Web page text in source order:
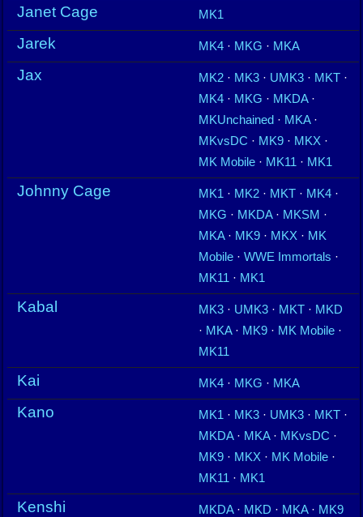
Janet Cage MK1
Jarek MK4 · MKG · MKA
Jax MK2 · MK3 · UMK3 · MKT ·
MK4 · MKG · MKDA·
MKUnchained · MKA·
MKvsDC · MK9 · MKX ·
MK Mobile · MK11 · MK1
Johnny Cage MK1 · MK2 · MKT · MK4 ·
MKG · MKDA· MKSM ·
MKA· MK9 · MKX · MK
Mobile · WWE Immortals ·
MK11 · MK1
Kabal MK3 · UMK3 · MKT · MKD
· MKA· MK9 · MK Mobile ·
MK11
Kai MK4 · MKG · MKA
Kano MK1 · MK3 · UMK3 · MKT ·
MKDA· MKA· MKvsDC ·
MK9 · MKX · MK Mobile ·
MK11 · MK1
Kenshi MKDA· MKD · MKA· MK9